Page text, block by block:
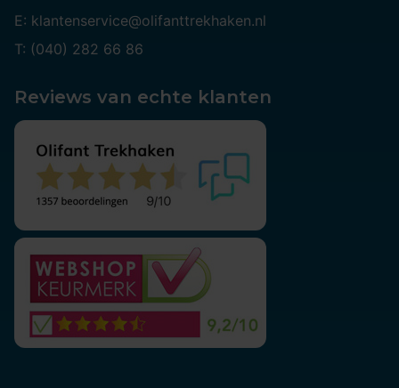
E: klantenservice@olifanttrekhaken.nl
T: (040) 282 66 86
Reviews van echte klanten